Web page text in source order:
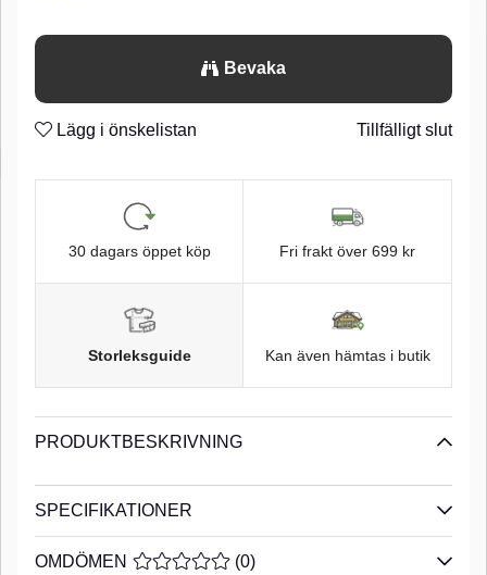
Bevaka
Lägg i önskelistan Tillfälligt slut
30 dagars öppet köp Fri frakt över 699 kr
Storleksguide Kan även hämtas i butik
PRODUKTBESKRIVNING
SPECIFIKATIONER
OMDÖMEN MEDELBETYG 0 AV 5 ANTAL BETYG 0
(0)